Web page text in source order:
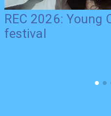
REC 2026: Young
festival